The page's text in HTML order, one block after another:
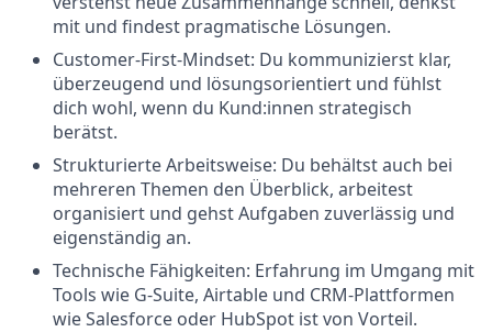
mit und findest pragmatische Lösungen.
Customer-First-Mindset: Du kommunizierst klar,
überzeugend und lösungsorientiert und fühlst
dich wohl, wenn du Kund:innen strategisch
berätst.
Strukturierte Arbeitsweise: Du behältst auch bei
mehreren Themen den Überblick, arbeitest
organisiert und gehst Aufgaben zuverlässig und
eigenständig an.
Technische Fähigkeiten: Erfahrung im Umgang mit
Tools wie G-Suite, Airtable und CRM-Plattformen
wie Salesforce oder HubSpot ist von Vorteil.